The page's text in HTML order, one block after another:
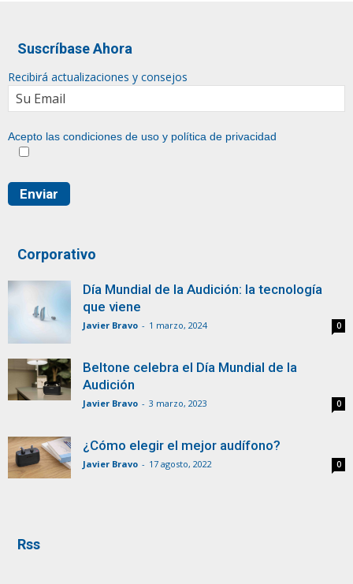
Suscríbase Ahora
Recibirá actualizaciones y consejos
Acepto las condiciones de uso y política de privacidad
Corporativo
Día Mundial de la Audición: la tecnología
que viene
Javier Bravo - 1 marzo, 2024 0
Beltone celebra el Día Mundial de la
Audición
Javier Bravo - 3 marzo, 2023 0
¿Cómo elegir el mejor audífono?
Javier Bravo - 17 agosto, 2022 0
Rss